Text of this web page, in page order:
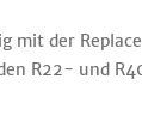
mit der
R22- und